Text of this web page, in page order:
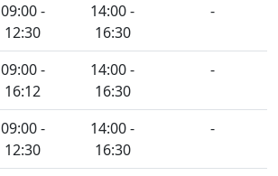
09:00 -
12:30
14:00 -
16:30
-
09:00 -
16:12
14:00 -
16:30
-
09:00 -
12:30
14:00 -
16:30
-